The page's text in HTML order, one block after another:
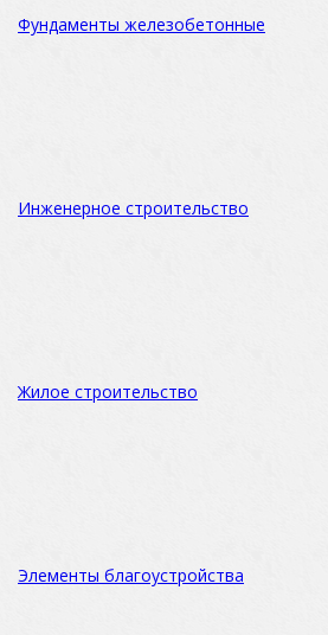
Фундаменты железобетонные
Инженерное строительство
Жилое строительство
Элементы благоустройства